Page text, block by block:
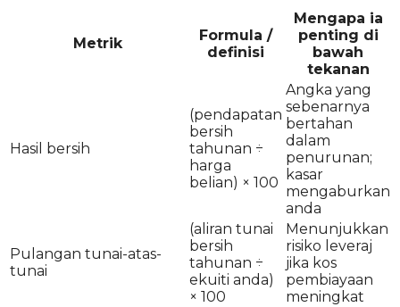
Metrik
Formula /
definisi
Mengapa ia
penting di
bawah
tekanan
Hasil bersih
(pendapatan
bersih
tahunan ÷
harga
belian) × 100
Angka yang
sebenarnya
bertahan
dalam
penurunan;
kasar
mengaburkan
anda
Pulangan tunai-atas-
tunai
(aliran tunai
bersih
tahunan ÷
ekuiti anda)
× 100
Menunjukkan
risiko leveraj
jika kos
pembiayaan
meningkat